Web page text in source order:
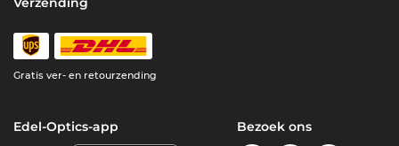
Gratis ver- en retourzending
Edel-Optics-app Bezoek ons